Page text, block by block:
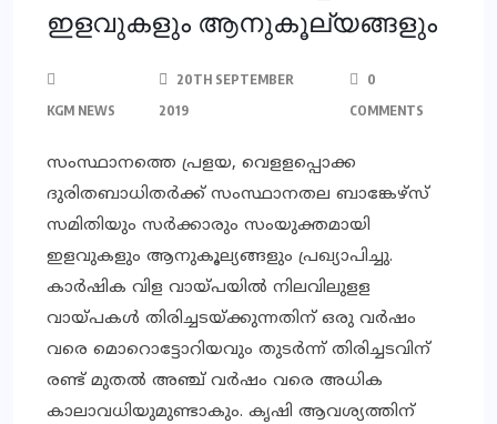
ഇളവുകളും ആനുകൂല്യങ്ങളും
KGM NEWS
20TH SEPTEMBER
2019
0
COMMENTS
സംസ്ഥാനത്തെ പ്രളയ, വെളളപ്പൊക്ക
ദുരിതബാധിതര്‍ക്ക് സംസ്ഥാനതല ബാങ്കേഴ്‌സ്
സമിതിയും സര്‍ക്കാരും സംയുക്തമായി
ഇളവുകളും ആനുകൂല്യങ്ങളും പ്രഖ്യാപിച്ചു.
കാര്‍ഷിക വിള വായ്പയില്‍ നിലവിലുളള
വായ്പകള്‍ തിരിച്ചടയ്ക്കുന്നതിന് ഒരു വര്‍ഷം
വരെ മൊറൊട്ടോറിയവും തുടര്‍ന്ന് തിരിച്ചടവിന്
രണ്ട് മുതല്‍ അഞ്ച് വര്‍ഷം വരെ അധിക
കാലാവധിയുമുണ്ടാകും. കൃഷി ആവശ്യത്തിന്